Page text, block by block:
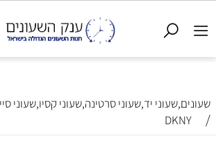
שעונים,שעוני יד,שעוני סרטינה,שעוני קסיו,שעוני
/
DKNY